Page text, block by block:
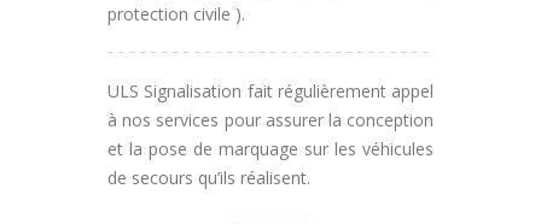
protection civile ).
ULS Signalisation fait régulièrement appel
à nos services pour assurer la conception
et la pose de marquage sur les véhicules
de secours qu’ils réalisent.